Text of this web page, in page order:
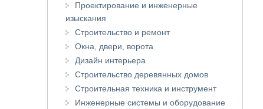
Проектирование и инженерные
изыскания
Строительство и ремонт
Окна, двери, ворота
Дизайн интерьера
Строительство деревянных домов
Строительная техника и инструмент
Инженерные системы и оборудование